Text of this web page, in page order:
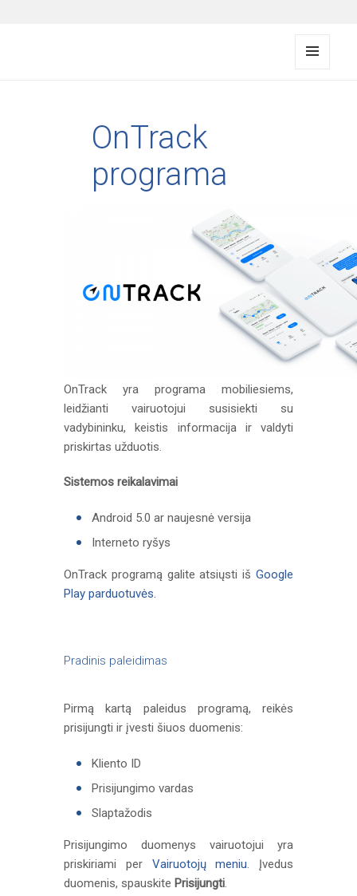
OnTrack
programa
OnTrack yra programa mobiliesiems,
leidžianti vairuotojui susisiekti su
vadybininku, keistis informacija ir valdyti
priskirtas užduotis.
Sistemos reikalavimai
Android 5.0 ar naujesnė versija
Interneto ryšys
OnTrack programą galite atsiųsti iš Google
Play parduotuvės.
Pradinis paleidimas
Pirmą kartą paleidus programą, reikės
prisijungti ir įvesti šiuos duomenis:
Kliento ID
Prisijungimo vardas
Slaptažodis
Prisijungimo duomenys vairuotojui yra
priskiriami per Vairuotojų meniu. Įvedus
duomenis, spauskite Prisijungti.